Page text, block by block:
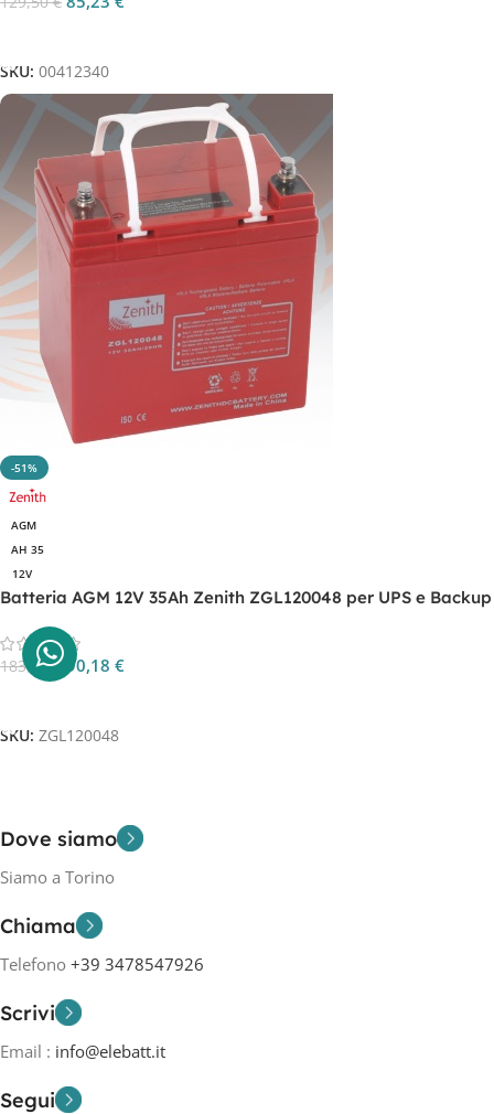
SKU: 00412340
-51%
AGM
AH 35
12V
Batteria AGM 12V 35Ah Zenith ZGL120048 per UPS e Backup
183,31€ 90,18 €
SKU: ZGL120048
Dove siamo
Siamo a Torino
Chiama
Telefono +39 3478547926
Scrivi
Email : info@elebatt.it
Segui